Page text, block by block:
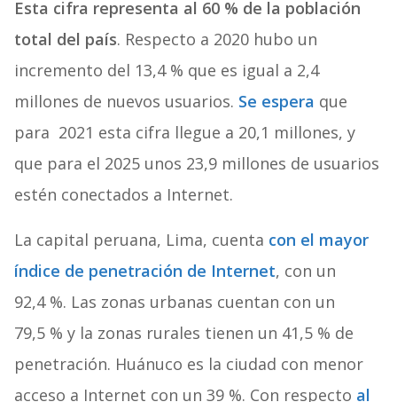
Esta cifra representa al 60 % de la población
total del país. Respecto a 2020 hubo un
incremento del 13,4 % que es igual a 2,4
millones de nuevos usuarios. Se espera que
para 2021 esta cifra llegue a 20,1 millones, y
que para el 2025 unos 23,9 millones de usuarios
estén conectados a Internet.
La capital peruana, Lima, cuenta con el mayor
índice de penetración de Internet, con un
92,4 %. Las zonas urbanas cuentan con un
79,5 % y la zonas rurales tienen un 41,5 % de
penetración. Huánuco es la ciudad con menor
acceso a Internet con un 39 %. Con respecto al